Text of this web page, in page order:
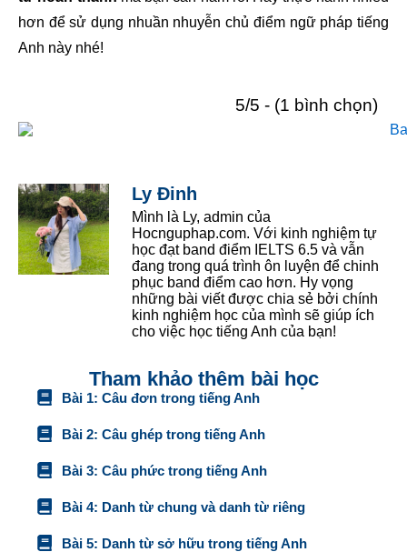
hơn để sử dụng nhuần nhuyễn chủ điểm ngữ pháp tiếng
Anh này nhé!
5/5 - (1 bình chọn)
Ly Đinh
Mình là Ly, admin của
Hocnguphap.com. Với kinh nghiệm tự
học đạt band điểm IELTS 6.5 và vẫn
đang trong quá trình ôn luyện để chinh
phục band điểm cao hơn. Hy vọng
những bài viết được chia sẻ bởi chính
kinh nghiệm học của mình sẽ giúp ích
cho việc học tiếng Anh của bạn!
Tham khảo thêm bài học
Bài 1: Câu đơn trong tiếng Anh
Bài 2: Câu ghép trong tiếng Anh
Bài 3: Câu phức trong tiếng Anh
Bài 4: Danh từ chung và danh từ riêng
Bài 5: Danh từ sở hữu trong tiếng Anh